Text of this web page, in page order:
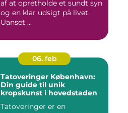
af at opretholde et sundt syn
og en klar udsigt på livet.
Uanset ...
06. feb
Tatoveringer København:
Din guide til unik
kropskunst i hovedstaden
Tatoveringer er en